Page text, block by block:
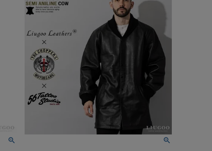
ルライダー-
ル
フォーム
進出記念
配布中のクーポン▶
レビュー投稿キャンペーン▶
お買い物ガイド
5つの安心サービス
ABOUT US
ム
念
OUTLET・SALE ▶
レビュー投稿キャンペーン▶
お買い物ガイド
5つの安心サービス
ABOUT US
MEDIA-映画/ドラマ/TV
DEALER -取り扱い店-
卸販売のご案内
メディア取材
FAQ・お問い合わせ